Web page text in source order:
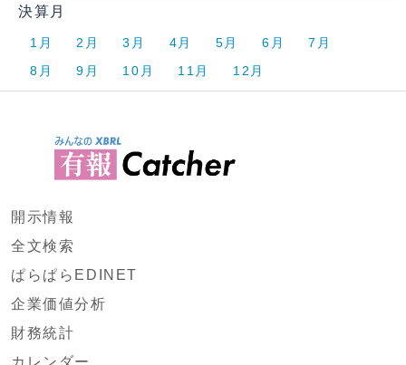
決算月
1月 2月 3月 4月 5月 6月
7月
8月
9月 10月 11月 12月
開示情報
全文検索
ぱらぱらEDINET
企業価値分析
財務統計
カレンダー